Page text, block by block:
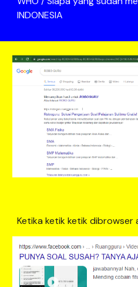
INDONESIA
Ketika ketik ketik dibrowser